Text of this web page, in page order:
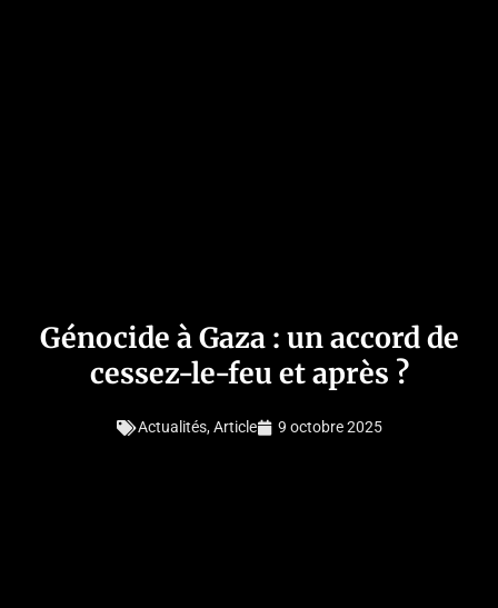
Génocide à Gaza : un accord de
cessez-le-feu et après ?
Actualités,Article 9 octobre 2025